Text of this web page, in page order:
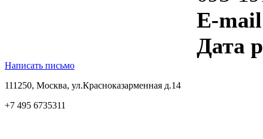
E-
Дата
Написать письмо
111250, Москва, ул.Красноказарменная д.14
+7 495 6735311